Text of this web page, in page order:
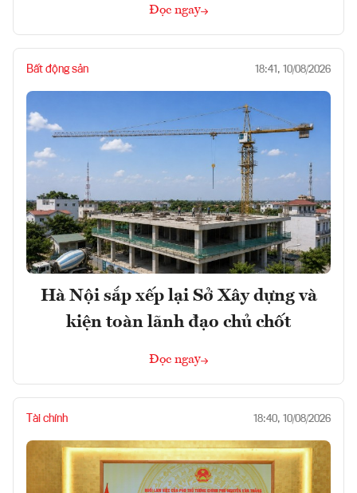
Đọc ngay
Bất động sản 18:41, 10/08/2026
Hà Nội sắp xếp lại Sở Xây dựng và
kiện toàn lãnh đạo chủ chốt
Đọc ngay
Tài chính 18:40, 10/08/2026